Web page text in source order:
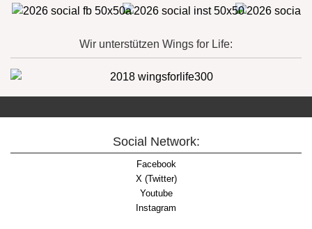
Wir unterstützen Wings for Life:
Social Network:
Facebook
X (Twitter)
Youtube
Instagram